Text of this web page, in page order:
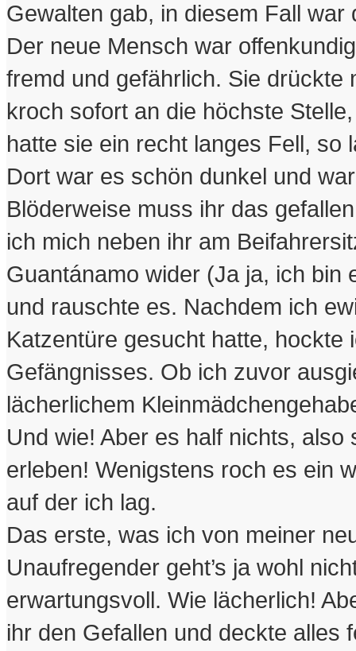
Gewalten gab, in diesem Fall
Der neue Mensch war
fremd und gefährlich. Sie drückte
kroch sofort an die höchste
hatte sie ein recht langes Fell, so
Dort war es schön dunkel und
Blöderweise muss ihr das
ich mich neben ihr am
Guantánamo wider (Ja ja, ich bin
und rauschte es. Nachdem ich
Katzentüre gesucht hatte,
Gefängnisses. Ob ich zuvor
lächerlichem
Und wie! Aber es half nichts,
erleben! Wenigstens roch es ein
auf der ich lag.
Das erste, was ich von meiner
Unaufregender geht’s ja wohl
erwartungsvoll. Wie lächerlich!
ihr den Gefallen und deckte alles